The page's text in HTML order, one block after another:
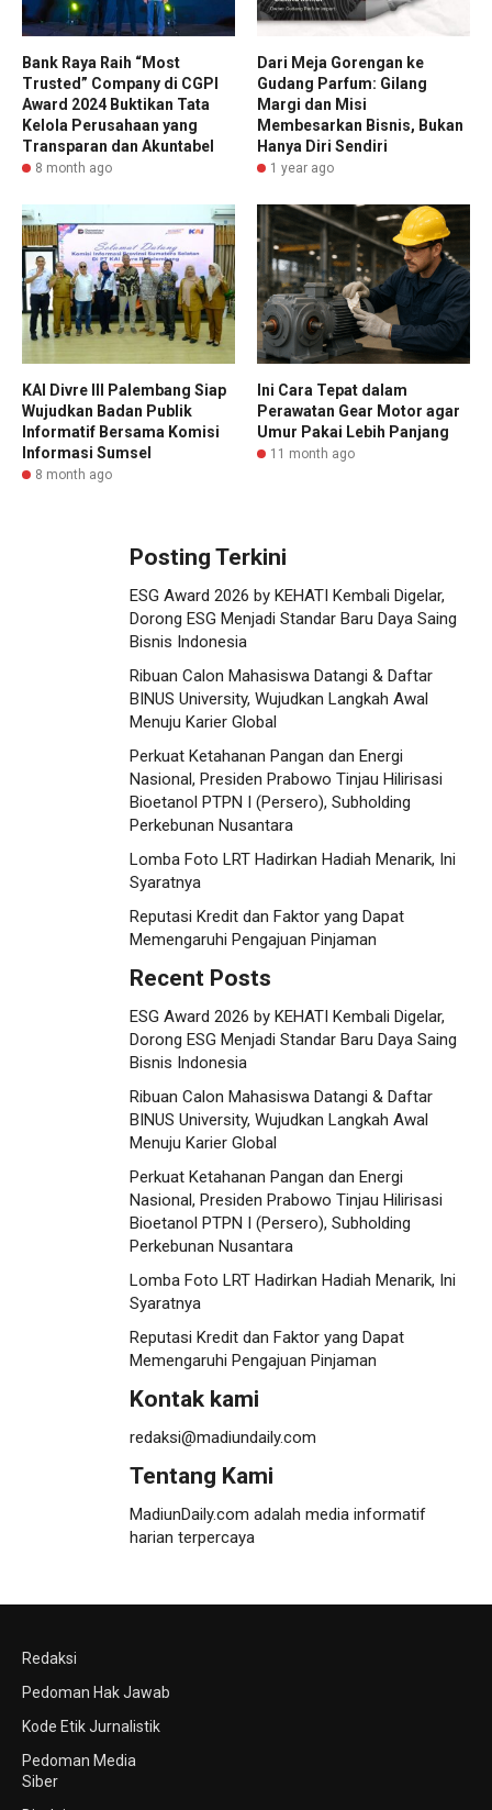
Bank Raya Raih “Most
Trusted” Company di CGPI
Award 2024 Buktikan Tata
Kelola Perusahaan yang
Transparan dan Akuntabel
8 month ago
Dari Meja Gorengan ke
Gudang Parfum: Gilang
Margi dan Misi
Membesarkan Bisnis, Bukan
Hanya Diri Sendiri
1 year ago
KAI Divre III Palembang Siap
Wujudkan Badan Publik
Informatif Bersama Komisi
Informasi Sumsel
8 month ago
Ini Cara Tepat dalam
Perawatan Gear Motor agar
Umur Pakai Lebih Panjang
11 month ago
Posting Terkini
ESG Award 2026 by KEHATI Kembali Digelar,
Dorong ESG Menjadi Standar Baru Daya Saing
Bisnis Indonesia
Ribuan Calon Mahasiswa Datangi & Daftar
BINUS University, Wujudkan Langkah Awal
Menuju Karier Global
Perkuat Ketahanan Pangan dan Energi
Nasional, Presiden Prabowo Tinjau Hilirisasi
Bioetanol PTPN I (Persero), Subholding
Perkebunan Nusantara
Lomba Foto LRT Hadirkan Hadiah Menarik, Ini
Syaratnya
Reputasi Kredit dan Faktor yang Dapat
Memengaruhi Pengajuan Pinjaman
Recent Posts
ESG Award 2026 by KEHATI Kembali Digelar,
Dorong ESG Menjadi Standar Baru Daya Saing
Bisnis Indonesia
Ribuan Calon Mahasiswa Datangi & Daftar
BINUS University, Wujudkan Langkah Awal
Menuju Karier Global
Perkuat Ketahanan Pangan dan Energi
Nasional, Presiden Prabowo Tinjau Hilirisasi
Bioetanol PTPN I (Persero), Subholding
Perkebunan Nusantara
Lomba Foto LRT Hadirkan Hadiah Menarik, Ini
Syaratnya
Reputasi Kredit dan Faktor yang Dapat
Memengaruhi Pengajuan Pinjaman
Kontak kami
redaksi@madiundaily.com
Tentang Kami
MadiunDaily.com adalah media informatif
harian terpercaya
Redaksi
Pedoman Hak Jawab
Kode Etik Jurnalistik
Pedoman Media
Siber